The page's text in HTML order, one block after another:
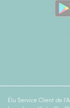
Élu Service Client de